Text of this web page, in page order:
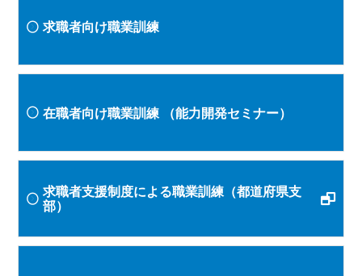
求職者向け職業訓練
在職者向け職業訓練 （能力開発セミナー）
求職者支援制度による職業訓練（都道府県支
部）